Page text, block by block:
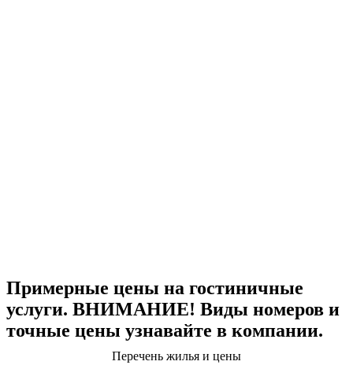
Примерные цены на гостиничные
услуги. ВНИМАНИЕ! Виды номеров и
точные цены узнавайте в компании.
Перечень жилья и цены